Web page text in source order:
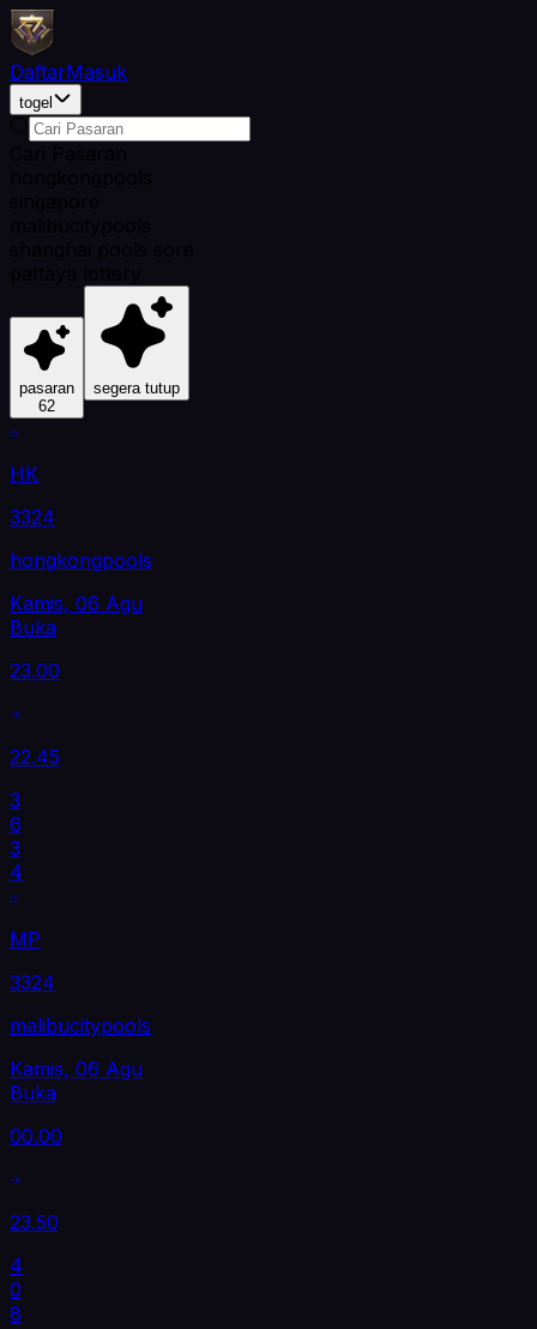
DaftarMasuk
togel
pasaran
62
segera tutup
HK
3324
hongkongpools
Kamis, 06 Agu
Buka
23.00
22.45
3
6
3
4
MP
3324
malibucitypools
Kamis, 06 Agu
Buka
00.00
23.50
4
0
8